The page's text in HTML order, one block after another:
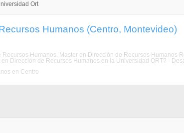
Ort
Humanos (Centro, Montevideo)
Humanos. Master en Dirección de Recursos Humanos
Dirección de Recursos Humanos en la Universidad ORT? -
en Centro